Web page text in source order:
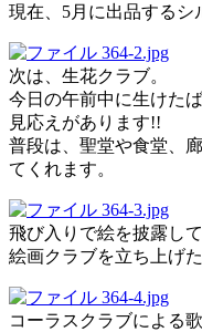
現在、5月に出品するシ
次は、生花クラブ。
今日の午前中に生けた
見応えがあります!!
普段は、聖堂や食堂、
てくれます。
飛び入りで絵を披露し
絵画クラブを立ち上げ
コーラスクラブによる歌